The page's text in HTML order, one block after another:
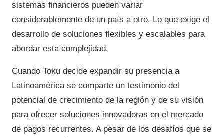
sistemas financieros pueden variar
considerablemente de un país a otro. Lo que exige el
desarrollo de soluciones flexibles y escalables para
abordar esta complejidad.
Cuando Toku decide expandir su presencia a
Latinoamérica se comparte un testimonio del
potencial de crecimiento de la región y de su visión
para ofrecer soluciones innovadoras en el mercado
de pagos recurrentes. A pesar de los desafíos que se